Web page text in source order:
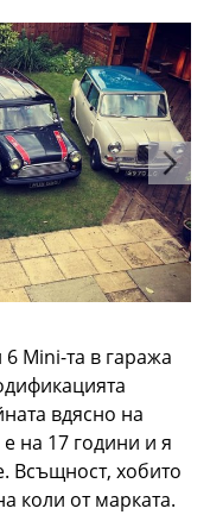
Mini-та в гаража
вдясно на
на 17 години и я
Всъщност, хобито
коли от марката.